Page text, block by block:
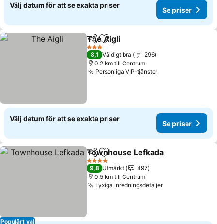
Välj datum för att se exakta priser
Se priser
Dela Lägg till i Mina Favoriter
The Aigli
3 Stjärnor
8,1 Väldigt bra
296
0.2 km till Centrum
Personliga VIP-tjänster
Välj datum för att se exakta priser
Se priser
Populärt val
Dela Lägg till i Mina Favoriter
Townhouse Lefkada
4 Stjärnor
9,8 Utmärkt
497
0.5 km till Centrum
Lyxiga inredningsdetaljer